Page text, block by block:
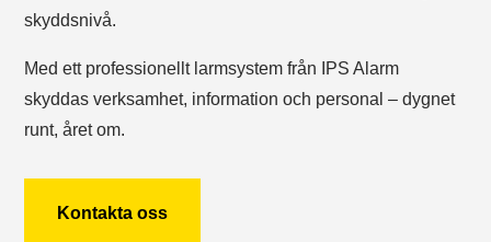
skyddsnivå.
Med ett professionellt larmsystem från IPS Alarm
skyddas verksamhet, information och personal – dygnet
runt, året om.
Kontakta oss